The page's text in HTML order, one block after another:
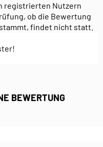
registrierten Nutzern
ob die Bewertung
findet nicht statt.
BEWERTUNG